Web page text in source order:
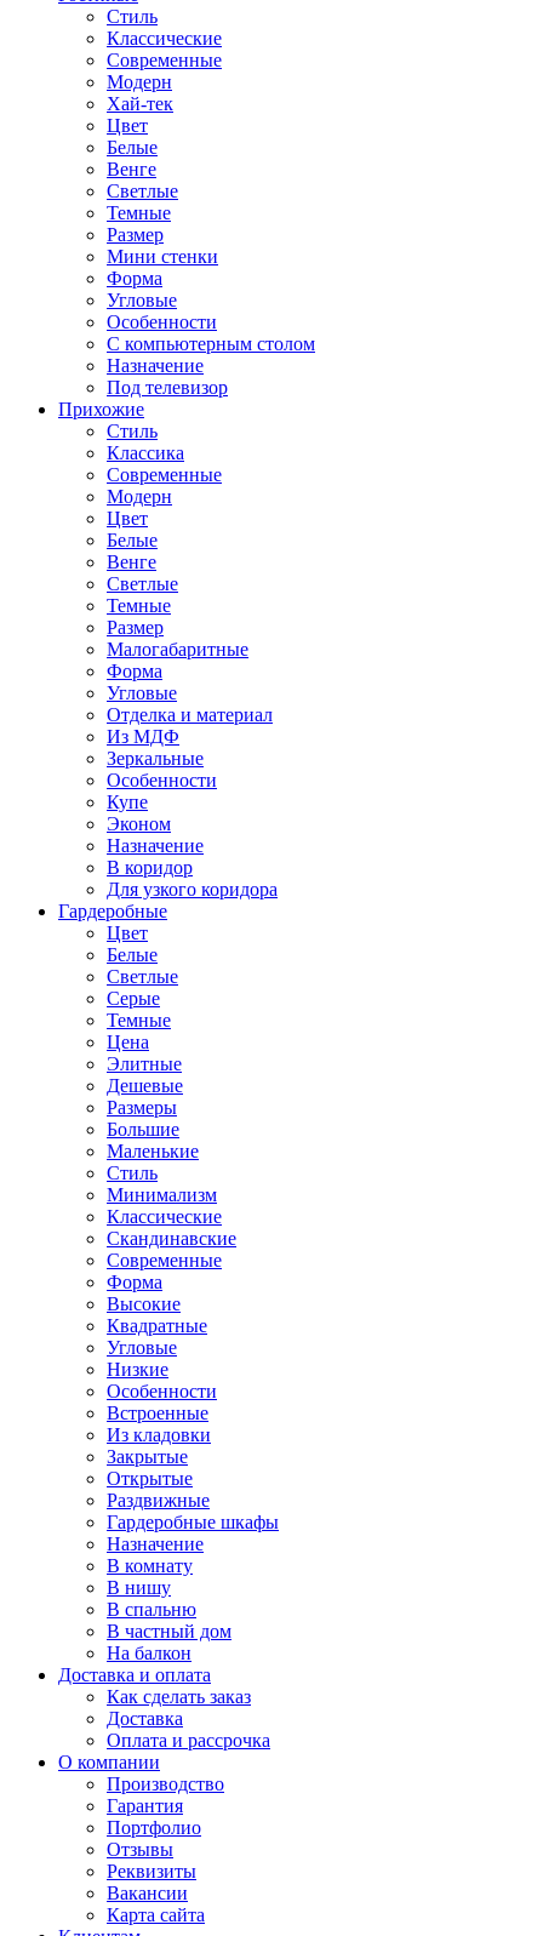
Стиль
Классические
Современные
Модерн
Хай-тек
Цвет
Белые
Венге
Светлые
Темные
Размер
Мини стенки
Форма
Угловые
Особенности
С компьютерным столом
Назначение
Под телевизор
Прихожие
Стиль
Классика
Современные
Модерн
Цвет
Белые
Венге
Светлые
Темные
Размер
Малогабаритные
Форма
Угловые
Отделка и материал
Из МДФ
Зеркальные
Особенности
Купе
Эконом
Назначение
В коридор
Для узкого коридора
Гардеробные
Цвет
Белые
Светлые
Серые
Темные
Цена
Элитные
Дешевые
Размеры
Большие
Маленькие
Стиль
Минимализм
Классические
Скандинавские
Современные
Форма
Высокие
Квадратные
Угловые
Низкие
Особенности
Встроенные
Из кладовки
Закрытые
Открытые
Раздвижные
Гардеробные шкафы
Назначение
В комнату
В нишу
В спальню
В частный дом
На балкон
Доставка и оплата
Как сделать заказ
Доставка
Оплата и рассрочка
О компании
Производство
Гарантия
Портфолио
Отзывы
Реквизиты
Вакансии
Карта сайта